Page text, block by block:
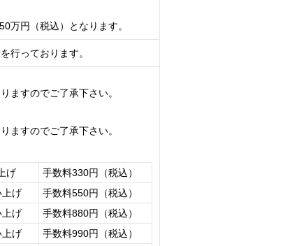
万円（税込）となります。
行っております。
ますのでご了承下さい。
ますのでご了承下さい。
げ
手数料330円（税込）
げ
手数料550円（税込）
げ
手数料880円（税込）
げ
手数料990円（税込）